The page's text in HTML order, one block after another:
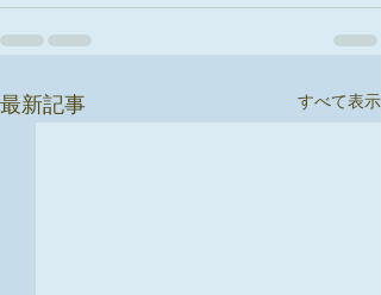
最新記事 すべて表示